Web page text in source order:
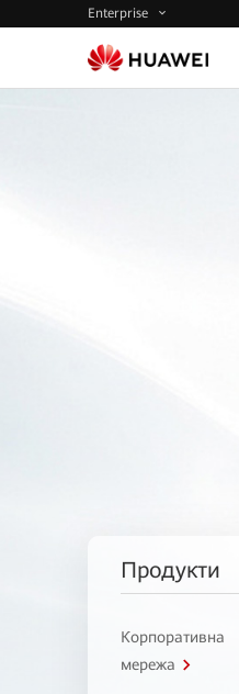
Enterprise
Продукти
Корпоративна
мережа